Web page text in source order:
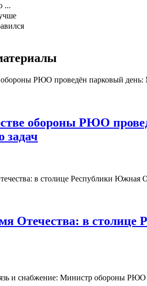
...
обороны РЮО
задач
Отечества: в